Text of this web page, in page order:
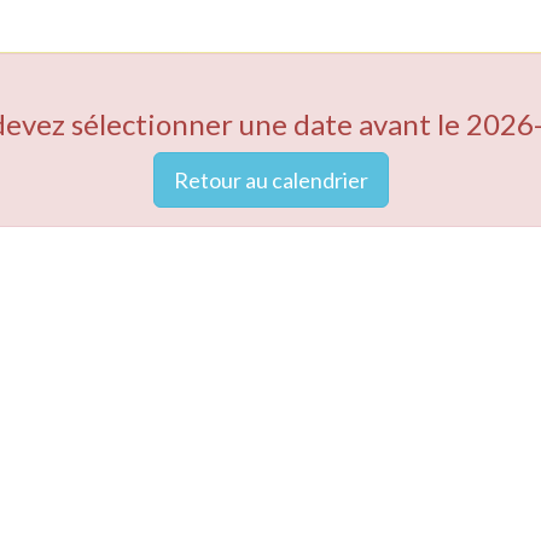
sélectionner une date avant le
Retour au calendrier